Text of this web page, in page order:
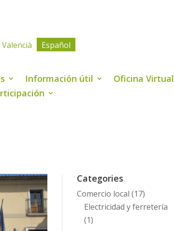
Valencià Español
Información útil
Oficina Virtual
Categories
Comercio local (17)
Electricidad y ferretería
(1)